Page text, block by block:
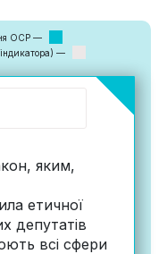
ОСР —
—
яким,
етичної
депутатів
всі сфери